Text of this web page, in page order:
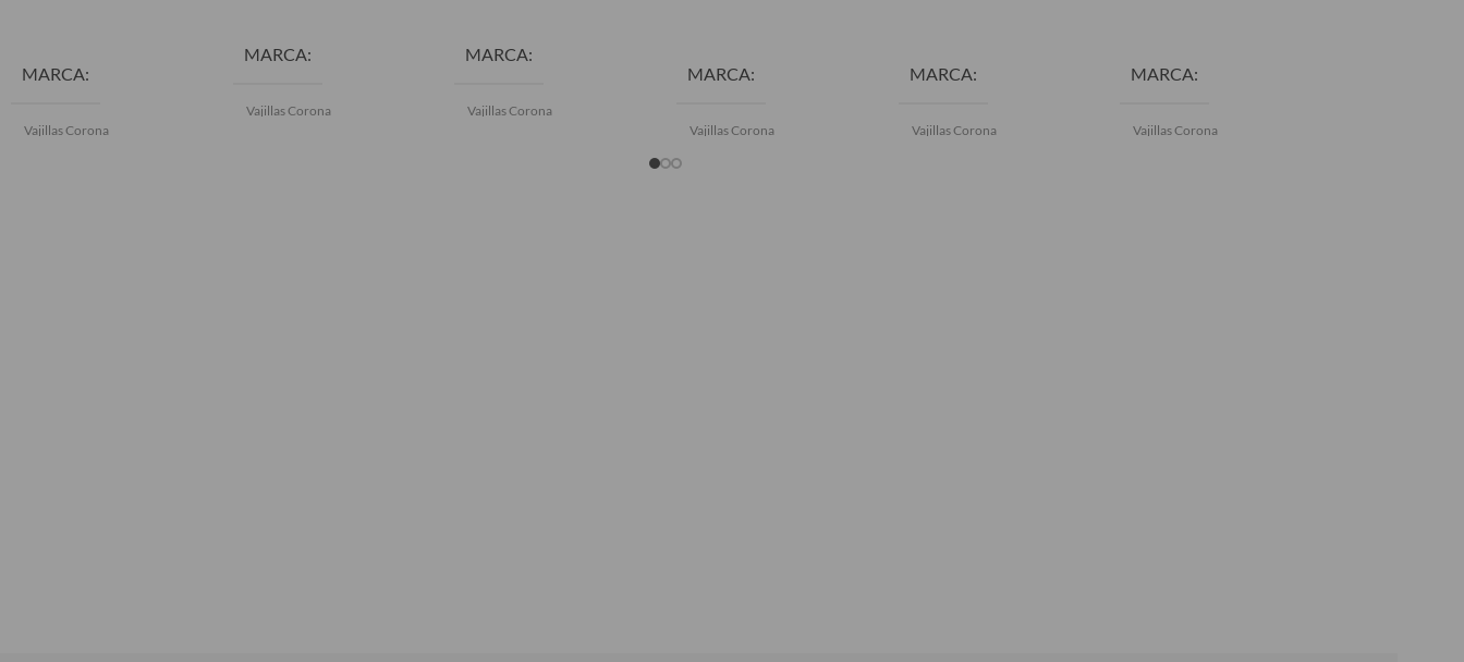
MARCA
Vajillas Corona
MARCA
Vajillas Corona
MARCA
Vajillas Corona
MARCA
Vajillas Corona
MARCA
Vajillas Corona
MARCA
Vajillas Corona